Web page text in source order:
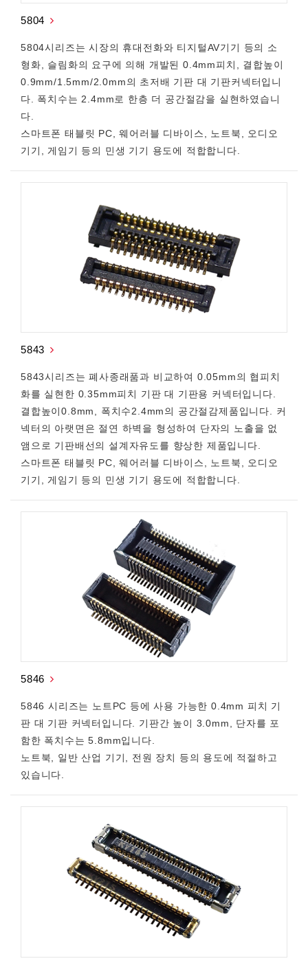
5804
5804시리즈는 시장의 휴대전화와 티지털AV기기 등의 소
형화, 슬림화의 요구에 의해 개발된 0.4mm피치, 결합높이
0.9mm/1.5mm/2.0mm의 초저배 기판 대 기판커넥터입니
다. 폭치수는 2.4mm로 한층 더 공간절감을 실현하였습니
다.
스마트폰 태블릿 PC, 웨어러블 디바이스, 노트북, 오디오
기기, 게임기 등의 민생 기기 용도에 적합합니다.
5843
5843시리즈는 폐사종래품과 비교하여 0.05mm의 협피치
화를 실현한 0.35mm피치 기판 대 기판용 커넥터입니다.
결합높이0.8mm, 폭치수2.4mm의 공간절감제품입니다. 커
넥터의 아랫면은 절연 하벽을 형성하여 단자의 노출을 없
앰으로 기판배선의 설계자유도를 향상한 제품입니다.
스마트폰 태블릿 PC, 웨어러블 디바이스, 노트북, 오디오
기기, 게임기 등의 민생 기기 용도에 적합합니다.
5846
5846 시리즈는 노트PC 등에 사용 가능한 0.4mm 피치 기
판 대 기판 커넥터입니다. 기판간 높이 3.0mm, 단자를 포
함한 폭치수는 5.8mm입니다.
노트북, 일반 산업 기기, 전원 장치 등의 용도에 적절하고
있습니다.